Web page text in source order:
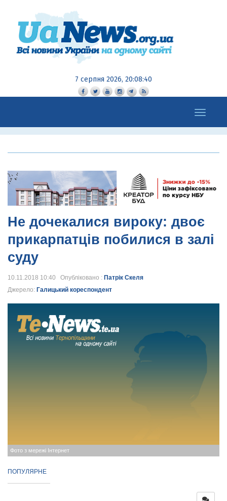
7 серпня 2026, 20:08:41
Toggle
navigation
Не дочекалися вироку: двоє
прикарпатців побилися в залі
суду
10.11.2018 10:40 Опубліковано : Патрік Скеля
Джерело: Галицький кореспондент
Фото з мережі Інтернет
ПОПУЛЯРНЕ